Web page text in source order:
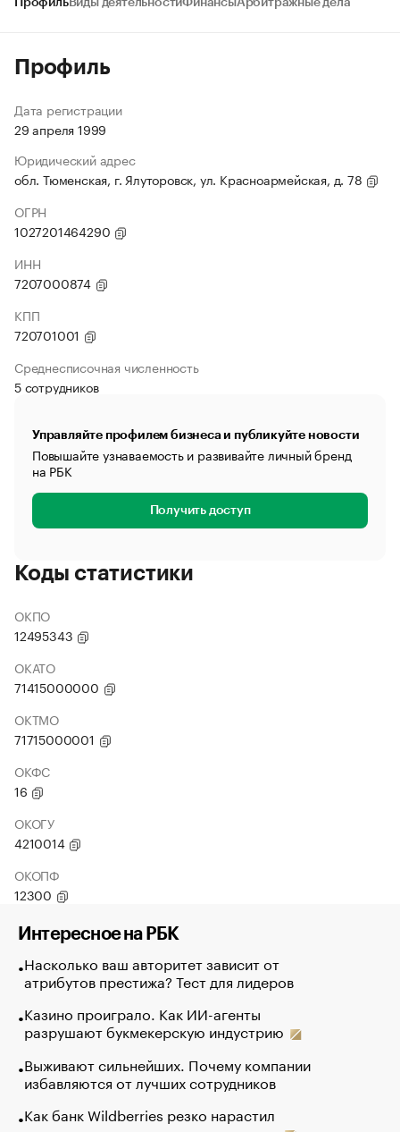
ПрофильВиды деятельностиФинансыАрбитражные дела
Профиль
Дата регистрации
29 апреля 1999
Юридический адрес
обл. Тюменская, г. Ялуторовск, ул. Красноармейская, д. 78
ОГРН
1027201464290
ИНН
7207000874
КПП
720701001
Среднесписочная численность
5 сотрудников
Управляйте профилем бизнеса и публикуйте новости
Повышайте узнаваемость и развивайте личный бренд
на РБК
Получить доступ
Коды статистики
ОКПО
12495343
ОКАТО
71415000000
ОКТМО
71715000001
ОКФС
16
ОКОГУ
4210014
ОКОПФ
12300
Интересное на РБК
Насколько ваш авторитет зависит от
атрибутов престижа? Тест для лидеров
Казино проиграло. Как ИИ-агенты
разрушают букмекерскую индустрию
Выживают сильнейших. Почему компании
избавляются от лучших сотрудников
Как банк Wildberries резко нарастил